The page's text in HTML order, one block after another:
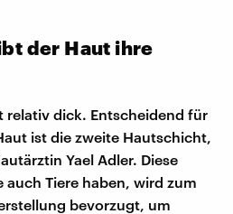
der Haut ihre
relativ dick. Entscheidend für
ist die zweite Hautschicht,
Yael Adler. Diese
Tiere haben, wird zum
bevorzugt, um